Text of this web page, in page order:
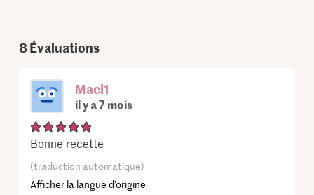
8Évaluations
Mael1
il y a 7 mois
Bonne recette
(traduction automatique)
Afficher la langue d’origine